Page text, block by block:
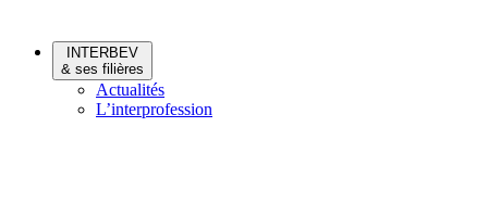
INTERBEV
& ses filières
Actualités
L’interprofession